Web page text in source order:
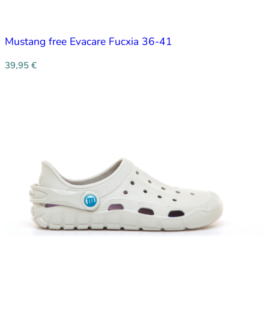
Mustang free Evacare Fucxia 36-41
39,95 €